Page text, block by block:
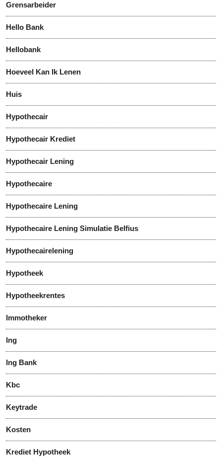
Grensarbeider
Hello Bank
Hellobank
Hoeveel Kan Ik Lenen
Huis
Hypothecair
Hypothecair Krediet
Hypothecair Lening
Hypothecaire
Hypothecaire Lening
Hypothecaire Lening Simulatie Belfius
Hypothecairelening
Hypotheek
Hypotheekrentes
Immotheker
Ing
Ing Bank
Kbc
Keytrade
Kosten
Krediet Hypotheek